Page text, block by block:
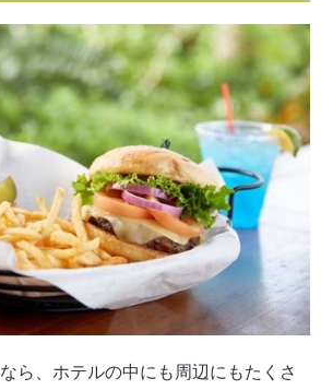
ら、ホテルの中にも周辺にもたくさ